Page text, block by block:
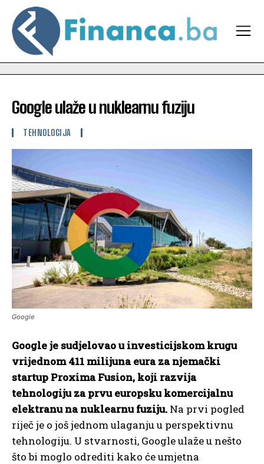
Google ulaže u nuklearnu fuziju
TEHNOLOGIJA
Google
Google je sudjelovao u investicijskom krugu
vrijednom 411 milijuna eura za njemački
startup Proxima Fusion, koji razvija
tehnologiju za prvu europsku komercijalnu
elektranu na nuklearnu fuziju. Na prvi pogled
riječ je o još jednom ulaganju u perspektivnu
tehnologiju. U stvarnosti, Google ulaže u nešto
što bi moglo odrediti kako će umjetna